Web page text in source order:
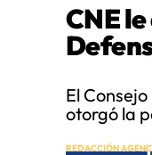
CNE
El
otorgó la
REDACCIÓN